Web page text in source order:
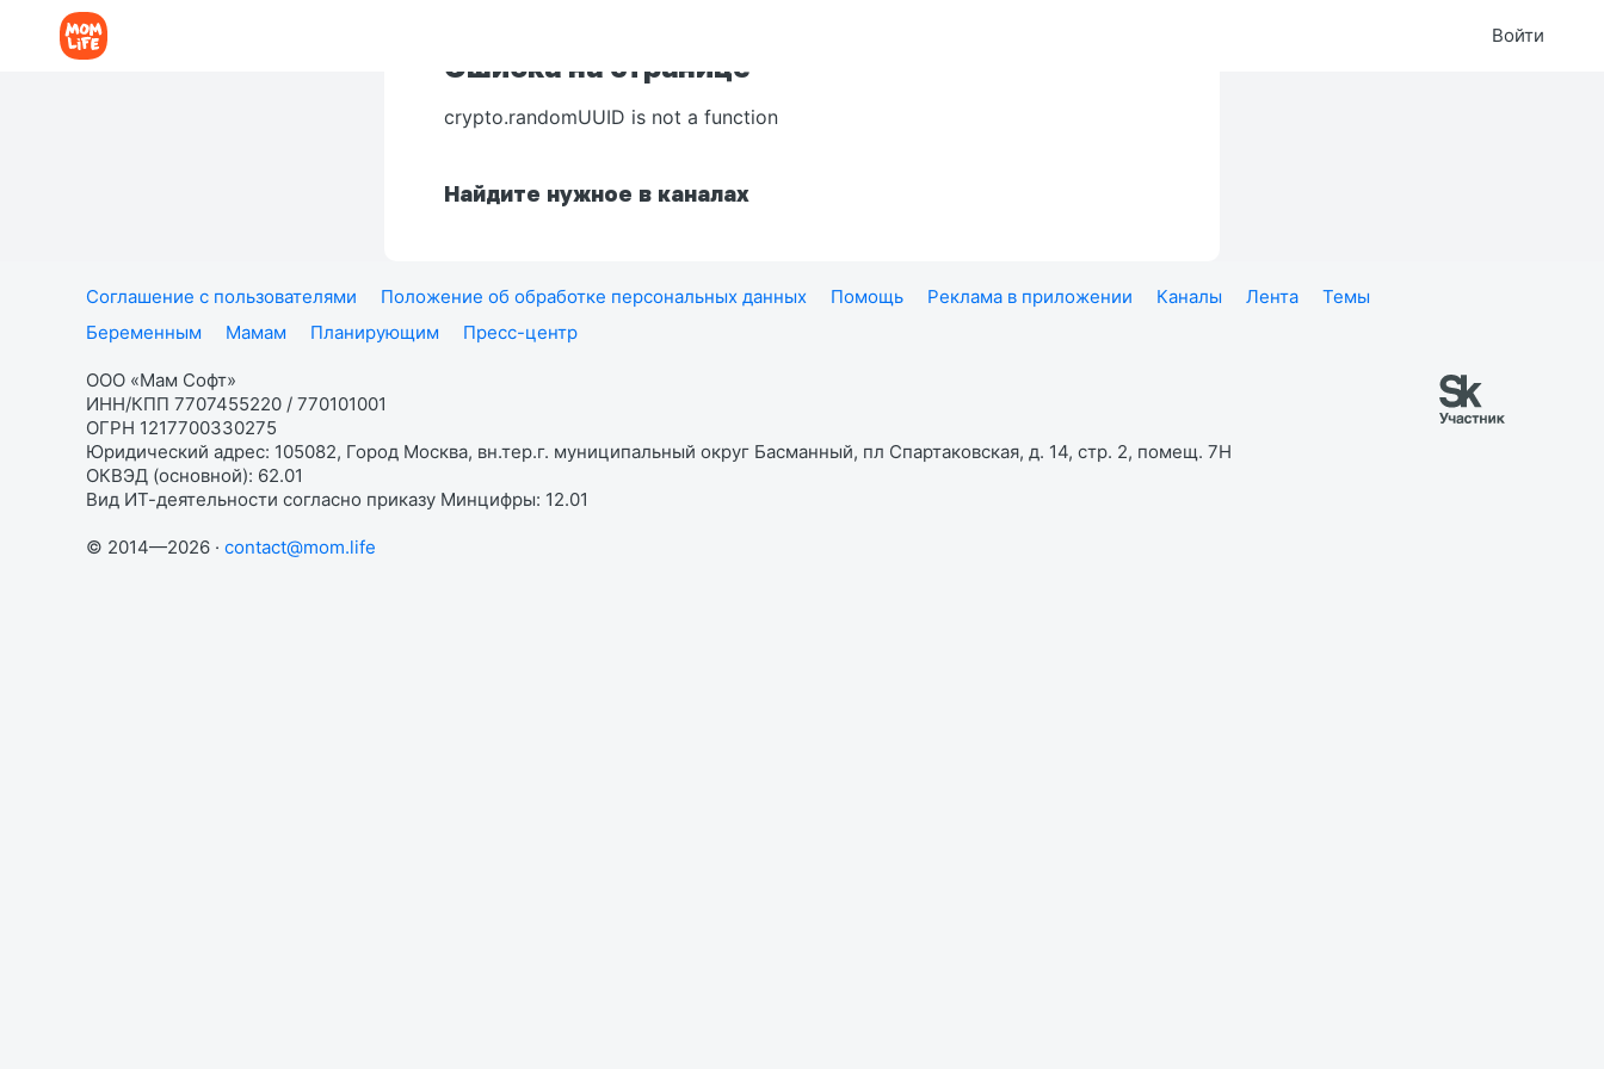
Войти
Ошибка на странице
crypto.randomUUID is not a function
Найдите нужное в каналах
Соглашение с пользователями Положение об обработке персональных данных Помощь Реклама в приложении Каналы Лента
Темы
Беременным
Мамам Планирующим Пресс-центр
ООО «Мам Софт»
ИНН/КПП 7707455220 / 770101001
ОГРН 1217700330275
Юридический адрес: 105082, Город Москва, вн.тер.г. муниципальный округ Басманный, пл Спартаковская, д. 14, стр. 2, помещ. 7Н
ОКВЭД (основной): 62.01
Вид ИТ-деятельности согласно приказу Минцифры: 12.01
© 2014—2026 · contact@mom.life